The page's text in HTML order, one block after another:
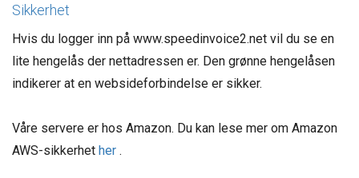
Sikkerhet
Hvis du logger inn på www.speedinvoice2.net vil du se en
lite hengelås der nettadressen er. Den grønne hengelåsen
indikerer at en websideforbindelse er sikker.
Våre servere er hos Amazon. Du kan lese mer om Amazon
AWS-sikkerhet her .